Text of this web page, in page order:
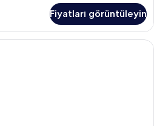
Fiyatları görüntüleyin
Şömineli Bungalov | Anti alerjik